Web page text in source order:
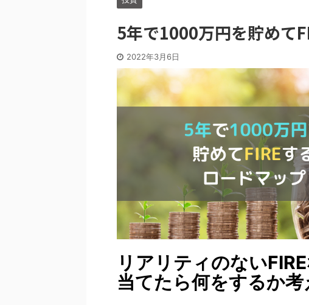
5年で1000万円を貯めて
2022年3月6日
リアリティのない
当てたら何をするか